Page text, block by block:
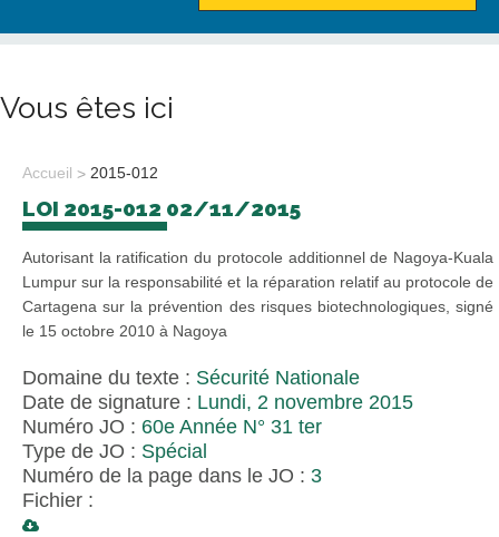
Vous êtes ici
Accueil 2015-012
LOI 2015-012 02/11/2015
Autorisant la ratification du protocole additionnel de Nagoya-Kuala
Lumpur sur la responsabilité et la réparation relatif au protocole de
Cartagena sur la prévention des risques biotechnologiques, signé
le 15 octobre 2010 à Nagoya
Domaine du texte : Sécurité Nationale
Date de signature : Lundi, 2 novembre 2015
Numéro JO : 60e Année N° 31 ter
Type de JO : Spécial
Numéro de la page dans le JO : 3
Fichier :